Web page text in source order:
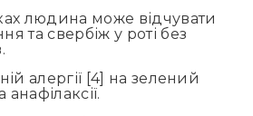
людина може відчувати
та свербіж у роті без
алергії [4] на зелений